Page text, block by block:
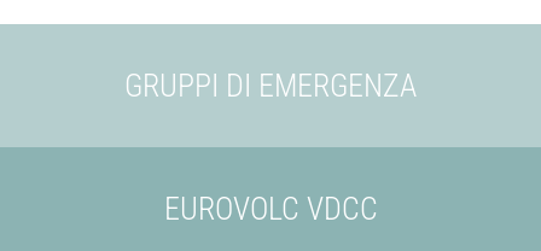
GRUPPI DI EMERGENZA
EUROVOLC VDCC